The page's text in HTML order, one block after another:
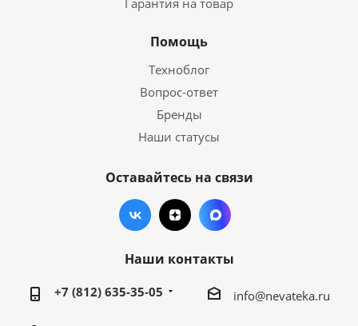
Гарантия на товар
Помощь
Техноблог
Вопрос-ответ
Бренды
Наши статусы
Оставайтесь на связи
Наши контакты
+7 (812) 635-35-05 info@nevateka.ru